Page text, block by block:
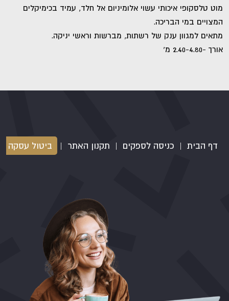
מוט טלסקופי איכותי עשוי אלומיניום אל חלד, עמיד בכימיקלים
המצויים במי הבריכה.
מתאים למגוון ענק של רשתות, מברשות וראשי יניקה.
אורך -2.40-4.80 מ'
דף הבית | כניסה לספקים | תקנון האתר | ביטול עסקה